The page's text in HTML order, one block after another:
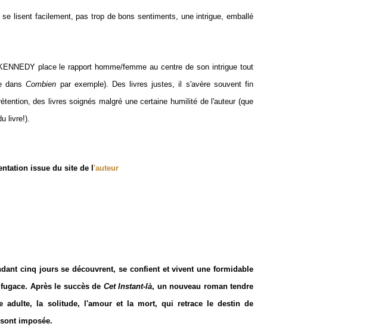
lisent facilement, pas trop de bons sentiments, une intrigue, emballé
place le rapport homme/femme au centre de son intrigue tout
dansCombien par exemple). Des livres justes, il s'avère souvent fin
des livres soignés malgré une certaine humilité de l'auteur (que
livre!).
issue du site de l 'auteur
cinq jours se découvrent, se confient et vivent une formidable
Après le succès de Cet Instant-là, un nouveau roman tendre
adulte, la solitude, l'amour et la mort, qui retrace le destin de
imposée.